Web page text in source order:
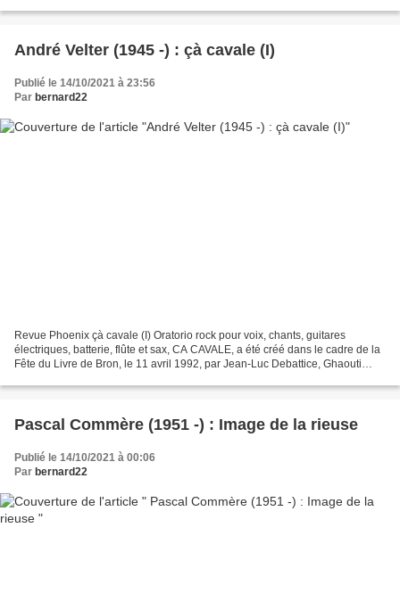
André Velter (1945 -) : çà cavale (I)
Publié le 14/10/2021 à 23:56
Par bernard22
Revue Phoenix çà cavale (I) Oratorio rock pour voix, chants, guitares
électriques, batterie, flûte et sax, CA CAVALE, a été créé dans le cadre de la
Fête du Livre de Bron, le 11 avril 1992, par Jean-Luc Debattice, Ghaouti
Pascal Commère (1951 -) : Image de la rieuse
Publié le 14/10/2021 à 00:06
Par bernard22